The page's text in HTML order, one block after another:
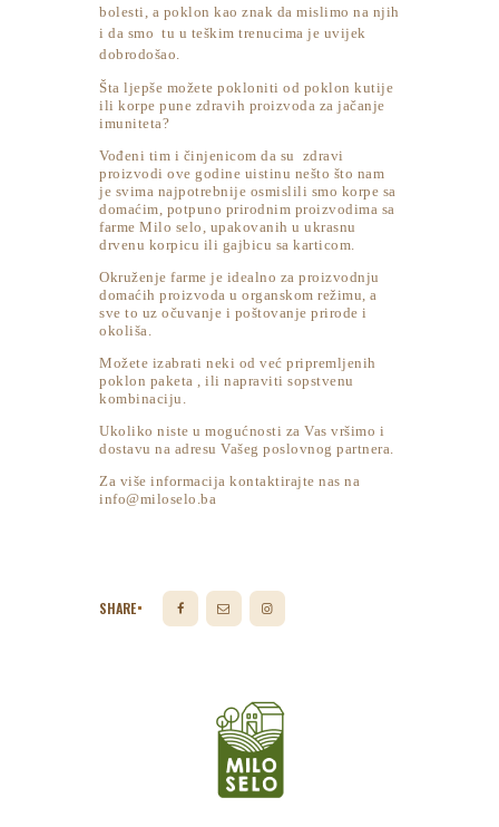
bolesti, a poklon kao znak da mislimo na njih
i da smo tu u teškim trenucima je uvijek
dobrodošao.
Šta ljepše možete pokloniti od poklon kutije
ili korpe pune zdravih proizvoda za jačanje
imuniteta?
Vođeni tim i činjenicom da su zdravi
proizvodi ove godine uistinu nešto što nam
je svima najpotrebnije osmislili smo korpe sa
domaćim, potpuno prirodnim proizvodima sa
farme Milo selo, upakovanih u ukrasnu
drvenu korpicu ili gajbicu sa karticom.
Okruženje farme je idealno za proizvodnju
domaćih proizvoda u organskom režimu, a
sve to uz očuvanje i poštovanje prirode i
okoliša.
Možete izabrati neki od već pripremljenih
poklon paketa , ili napraviti sopstvenu
kombinaciju.
Ukoliko niste u mogućnosti za Vas vršimo i
dostavu na adresu Vašeg poslovnog partnera.
Za više informacija kontaktirajte nas na
info@miloselo.ba
SHARE